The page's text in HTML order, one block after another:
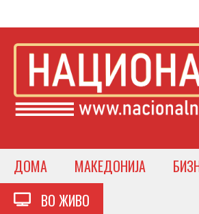
ДОМА МАКЕДОНИЈА
ВО ЖИВО